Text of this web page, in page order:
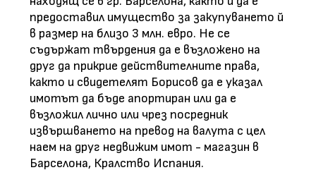
предоставил имущество за закупуването й
в размер на близо 3 млн. евро. Не се
съдържат твърдения да е възложено на
друг да прикрие действителните права,
както и свидетелят Борисов да е указал
имотът да бъде апортиран или да е
възложил лично или чрез посредник
извършването на превод на валута с цел
наем на друг недвижим имот - магазин в
Барселона, Кралство Испания.